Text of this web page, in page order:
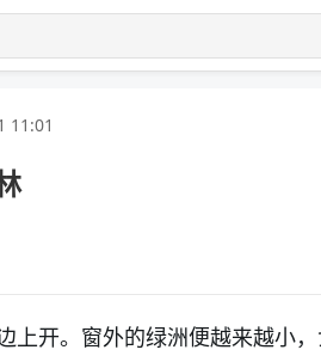
11:01
上开。窗外的绿洲便越来越小